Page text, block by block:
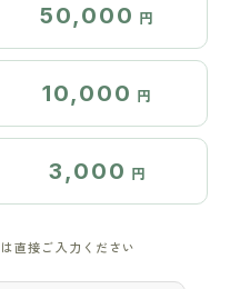
50,000 円
10,000 円
3,000 円
直接ご入力ください